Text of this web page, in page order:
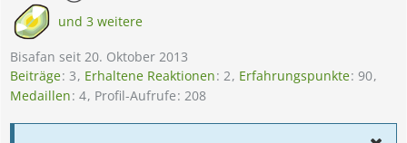
und 3 weitere
Bisafan seit 20. Oktober 2013
Beiträge 3 Erhaltene Reaktionen 2 Erfahrungspunkte 90
Medaillen 4 Profil-Aufrufe 208